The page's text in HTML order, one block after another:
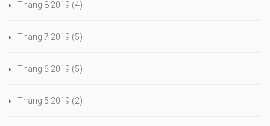
Tháng 8 2019 (4)
Tháng 7 2019 (5)
Tháng 6 2019 (5)
Tháng 5 2019 (2)